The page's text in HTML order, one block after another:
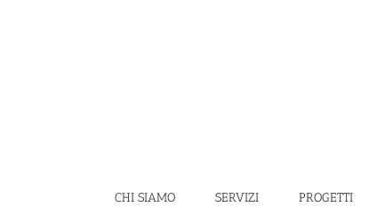
CHI SIAMO SERVIZI PROGETTI